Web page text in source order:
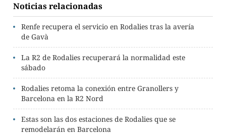
Noticias relacionadas
Renfe recupera el servicio en Rodalies tras la avería
de Gavà
La R2 de Rodalies recuperará la normalidad este
sábado
Rodalies retoma la conexión entre Granollers y
Barcelona en la R2 Nord
Estas son las dos estaciones de Rodalies que se
remodelarán en Barcelona